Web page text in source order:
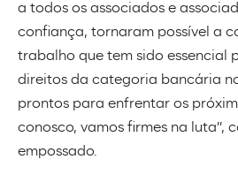
a todos os associados e
confiança, tornaram possível a
trabalho que tem sido essencial
direitos da categoria bancária
prontos para enfrentar os
conosco, vamos firmes na luta”,
empossado.